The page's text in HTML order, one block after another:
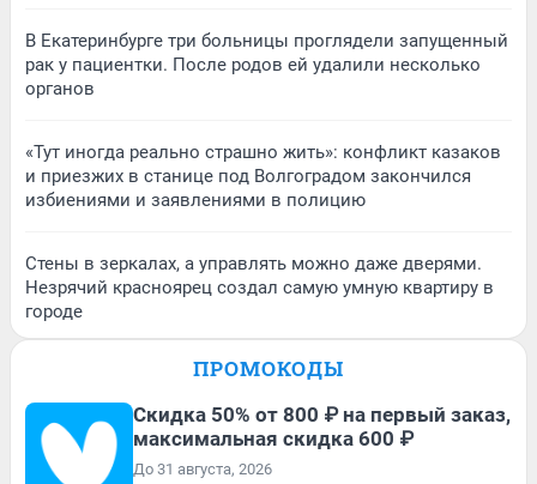
В Екатеринбурге три больницы проглядели запущенный
рак у пациентки. После родов ей удалили несколько
органов
«Тут иногда реально страшно жить»: конфликт казаков
и приезжих в станице под Волгоградом закончился
избиениями и заявлениями в полицию
Стены в зеркалах, а управлять можно даже дверями.
Незрячий красноярец создал самую умную квартиру в
городе
ПРОМОКОДЫ
Скидка 50% от 800 ₽ на первый заказ,
максимальная скидка 600 ₽
До 31 августа, 2026